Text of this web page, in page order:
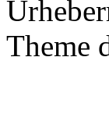
Theme